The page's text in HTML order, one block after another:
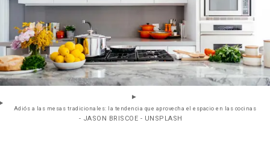
Adiós a las mesas tradicionales: la tendencia que aprovecha el espacio en las cocinas
- JASON BRISCOE - UNSPLASH